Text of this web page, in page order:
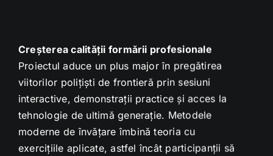
Creșterea calității formării profesionale
Proiectul aduce un plus major în pregătirea
viitorilor polițiști de frontieră prin sesiuni
interactive, demonstrații practice și acces la
tehnologie de ultimă generație. Metodele
moderne de învățare îmbină teoria cu
exercițiile aplicate, astfel încât participanții să